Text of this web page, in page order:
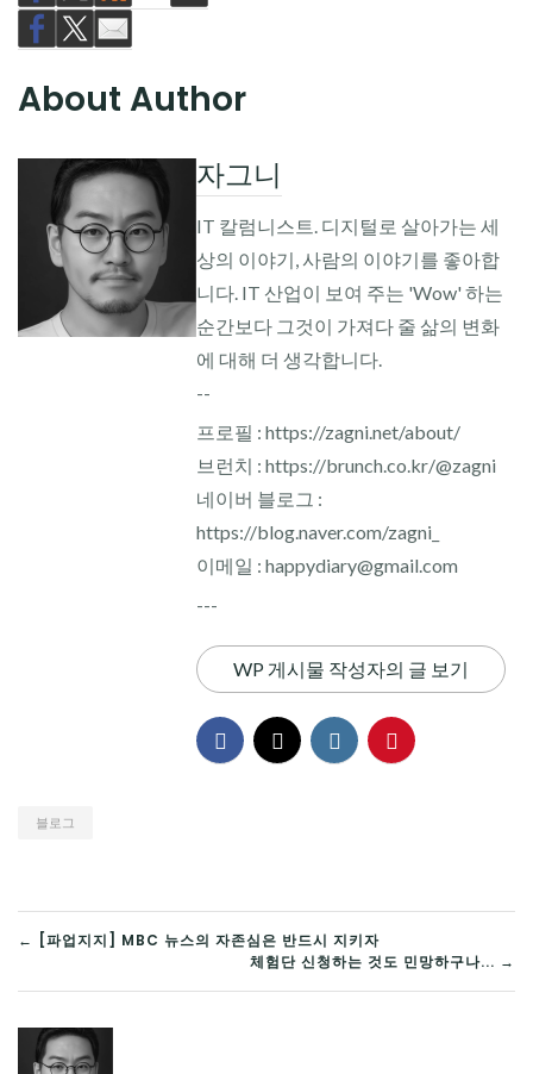
About Author
자그니
IT 칼럼니스트. 디지털로 살아가는 세
상의 이야기, 사람의 이야기를 좋아합
니다. IT 산업이 보여 주는 'Wow' 하는
순간보다 그것이 가져다 줄 삶의 변화
에 대해 더 생각합니다.
--
프로필 : https://zagni.net/about/
브런치 : https://brunch.co.kr/@zagni
네이버 블로그 :
https://blog.naver.com/zagni_
이메일 : happydiary@gmail.com
---
WP 게시물 작성자의 글 보기
블로그
글
탐
색
← [파업지지] MBC 뉴스의 자존심은 반드시 지키자
체험단 신청하는 것도 민망하구나... →